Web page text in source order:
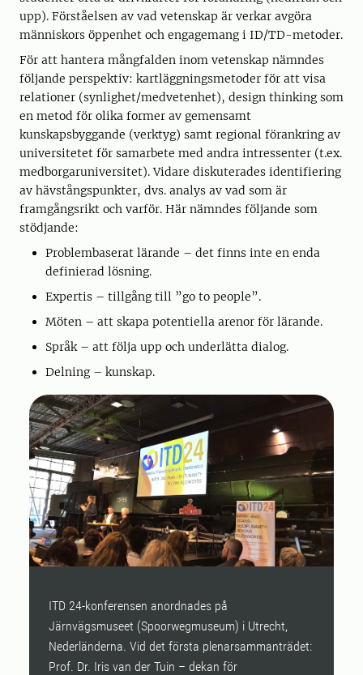
upp). Förståelsen av vad vetenskap är verkar avgöra
människors öppenhet och engagemang i ID/TD-metoder.
För att hantera mångfalden inom vetenskap nämndes
följande perspektiv: kartläggningsmetoder för att visa
relationer (synlighet/medvetenhet), design thinking som
en metod för olika former av gemensamt
kunskapsbyggande (verktyg) samt regional förankring av
universitetet för samarbete med andra intressenter (t.ex.
medborgaruniversitet). Vidare diskuterades identifiering
av hävstångspunkter, dvs. analys av vad som är
framgångsrikt och varför. Här nämndes följande som
stödjande:
Problembaserat lärande – det finns inte en enda
definierad lösning.
Expertis – tillgång till ”go to people”.
Möten – att skapa potentiella arenor för lärande.
Språk – att följa upp och underlätta dialog.
Delning – kunskap.
ITD 24-konferensen anordnades på
Järnvägsmuseet (Spoorwegmuseum) i Utrecht,
Nederländerna. Vid det första plenarsammanträdet:
Prof. Dr. Iris van der Tuin – dekan för